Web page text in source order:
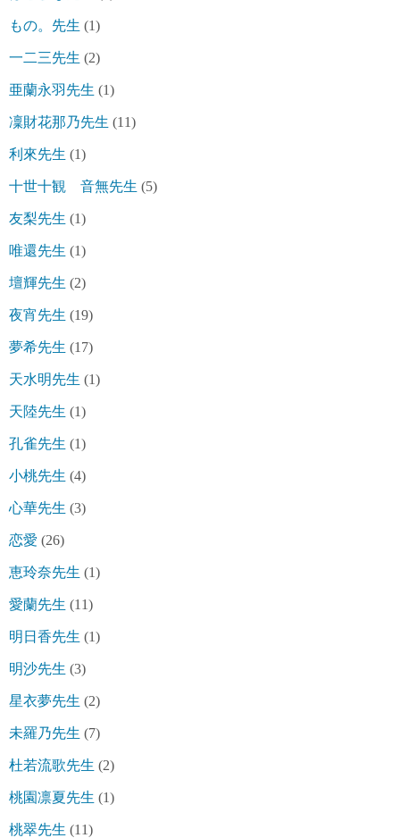
もの。先生 (1)
一二三先生 (2)
亜蘭永羽先生 (1)
凜財花那乃先生 (11)
利來先生 (1)
十世十観 音無先生 (5)
友梨先生 (1)
唯還先生 (1)
壇輝先生 (2)
夜宵先生 (19)
夢希先生 (17)
天水明先生 (1)
天陸先生 (1)
孔雀先生 (1)
小桃先生 (4)
心華先生 (3)
恋愛 (26)
恵玲奈先生 (1)
愛蘭先生 (11)
明日香先生 (1)
明沙先生 (3)
星衣夢先生 (2)
未羅乃先生 (7)
杜若流歌先生 (2)
桃園凛夏先生 (1)
桃翠先生 (11)